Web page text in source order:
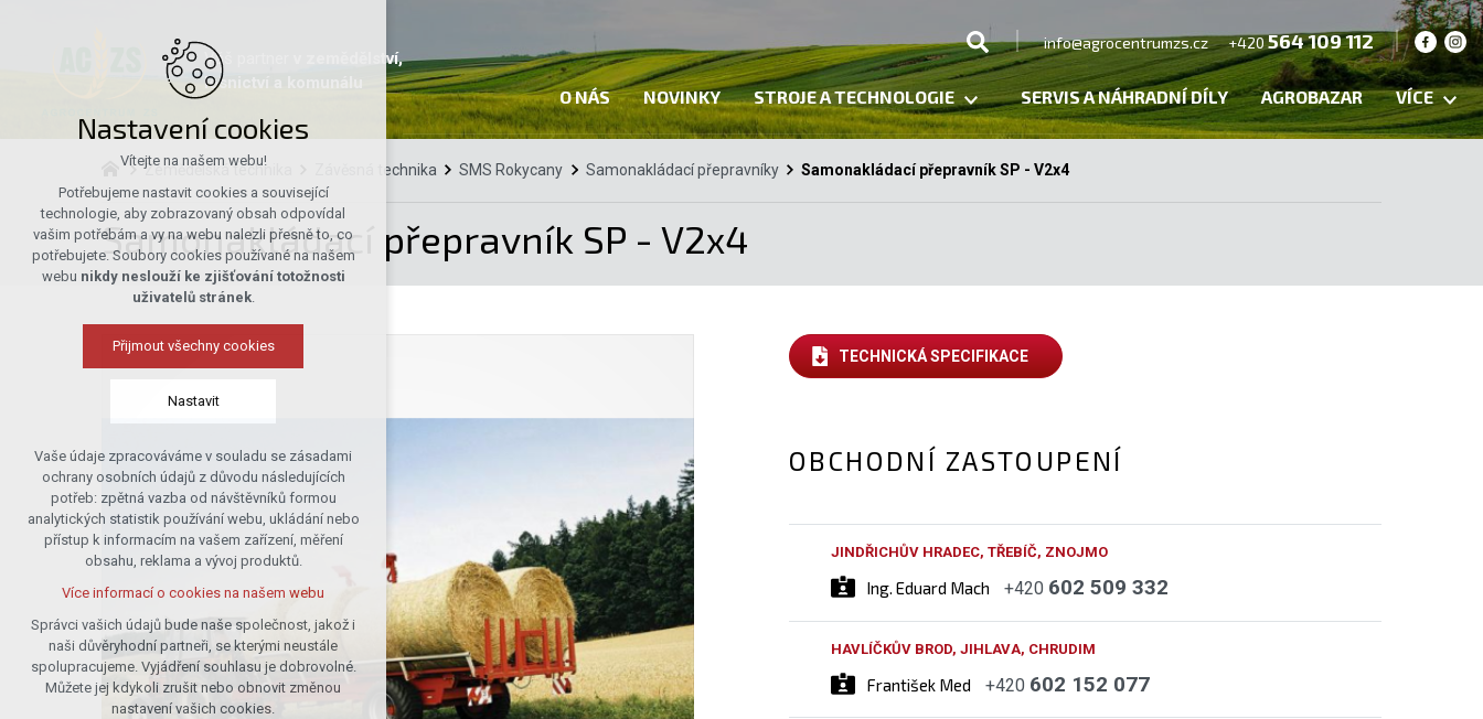
Váš partner
v zemědělství,
lesnictví a komunálu
info@agrocentrumzs.cz +420564 109 112
O NÁS NOVINKY STROJE A TECHNOLOGIE SERVIS A NÁHRADNÍ DÍLY AGROBAZAR VÍCE
Zemědělská technika Závěsná technika SMS Rokycany Samonakládací přepravníky Samonakládací přepravník SP - V2x4
Samonakládací přepravník SP - V2x4
TECHNICKÁ SPECIFIKACE
OBCHODNÍ ZASTOUPENÍ
Ing. Eduard Mach
JINDŘICHŮV HRADEC, TŘEBÍČ, ZNOJMO
+420 602 509 332
František Med
HAVLÍČKŮV BROD, JIHLAVA, CHRUDIM
+420 602 152 077
Nastavení cookies
Vítejte na našem webu!
Potřebujeme nastavit cookies a související
technologie, aby zobrazovaný obsah odpovídal
vašim potřebám a vy na webu nalezli přesně to, co
potřebujete. Soubory cookies používané na našem
webu nikdy neslouží ke zjišťování totožnosti
uživatelů stránek.
Přijmout všechny cookies
Nastavit
Technická cookies
nutná pro provozování webu
udržení kontextu stránek (session):
případná přihlášení, volby jazyka, apod.
Volitelná cookies
analytická pro anonymizované
vyhodnocení návštěvnosti
marketingová cookies (Google)
Více informací o cookies na našem webu
Vaše údaje zpracováváme v souladu se zásadami
ochrany osobních údajů z důvodu následujících
potřeb: zpětná vazba od návštěvníků formou
analytických statistik používání webu, ukládání nebo
přístup k informacím na vašem zařízení, měření
obsahu, reklama a vývoj produktů.
Více informací o cookies na našem webu
Správci vašich údajů bude naše společnost, jakož i
naši důvěryhodní partneři, se kterými neustále
spolupracujeme. Vyjádření souhlasu je dobrovolné.
Můžete jej kdykoli zrušit nebo obnovit změnou
nastavení vašich cookies.